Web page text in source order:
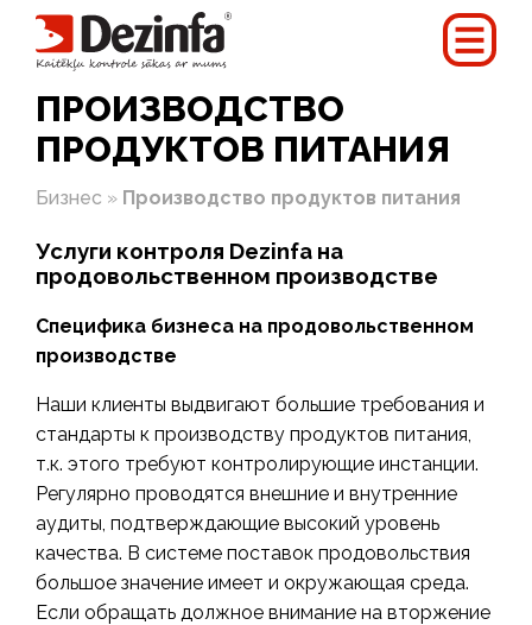
ПРОИЗВОДСТВО
ПРОДУКТОВ ПИТАНИЯ
Бизнес » Производство продуктов питания
Услуги контроля Dezinfa на
продовольственном производстве
Специфика бизнеса на продовольственном
производстве
Наши клиенты выдвигают большие требования и
стандарты к производству продуктов питания,
т.к. этого требуют контролирующие инстанции.
Регулярно проводятся внешние и внутренние
аудиты, подтверждающие высокий уровень
качества. В системе поставок продовольствия
большое значение имеет и окружающая среда.
Если обращать должное внимание на вторжение